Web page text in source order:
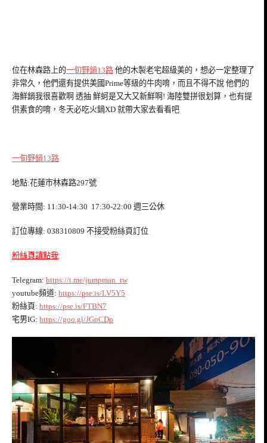
位在林森路上的一旬野鍋13路 他的木製老宅超級美的，想必一定整理了
非常久，他們還有提供美國Prime等級的牛肉唷，而且不得不說 他們的
海鮮鍋我很喜歡啊 透抽 鮮蚵是又大又新鮮啊! 海陸雙拼很划算，也有提
供素食的唷，冬天必吃火鍋XD 就帶大家去看看吧
一旬野鍋13路
地點:花蓮市林森路297號
營業時間: 11:30-14:30 17:30-22:00 週三公休
訂位專線: 038310809 不接受粉絲頁訂位
粉絲頁請點我
Telegram: https://t.me/jumpman_tw
youtube頻道: https://pse.is/LV5Y5
粉絲頁: https://pse.is/FTBN7
宅男IG: https://goo.gl/JGnCDp